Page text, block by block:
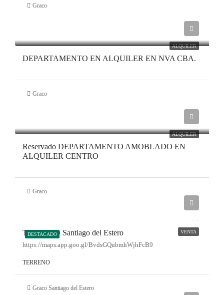
Graco
ALQUILER
DEPARTAMENTO EN ALQUILER EN NVA CBA.
Graco
ALQUILER
Reservado DEPARTAMENTO AMOBLADO EN
ALQUILER CENTRO
Graco
DESTACADO VENTA
TERRENO Santiago del Estero
https://maps.app.goo.gl/BvdsGQubmhWjhFcB9
TERRENO
Graco Santiago del Estero